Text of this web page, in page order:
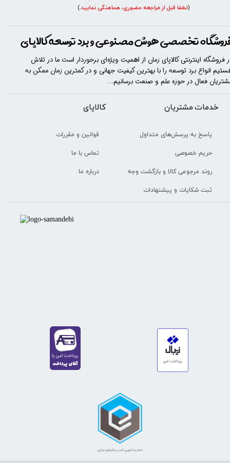
خدمات مشتریان
پاسخ به پرسش‌های متداول
حریم خصوصی
روند مرجوعی کالا و بازگشت وجه
ثبت شکایات و پیشنهادات
​​کالاپای
قوانین و مقررات
تماس با ما
درباره ما
تخصصی هوش مصنوعی و برد توسعه کالاپای
فروشگاه اینترنتی کالاپای زمان از اهمیت ویژه‌ای برخوردار است ما در تلاش
انواع برد توسعه را با​​​ بهترین کیفیت جهانی و در کمترین زمان ممکن به
فعال در حوزه علم و صنعت برسانیم...
(لطفا قبل از مراجعه حضوری، هماهنگی نمایید.
)